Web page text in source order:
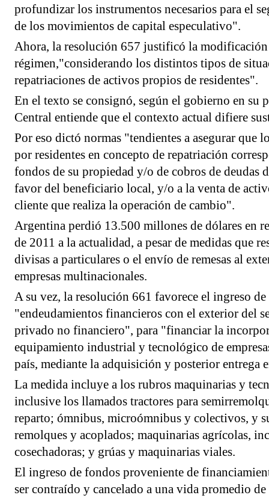
profundizar los instrumentos necesarios para el
de los movimientos de capital especulativo".
Ahora, la resolución 657 justificó la modificación
régimen,"considerando los distintos tipos de
repatriaciones de activos propios de residentes".
En el texto se consignó, según el gobierno en su
Central entiende que el contexto actual difiere
Por eso dictó normas "tendientes a asegurar que
por residentes en concepto de repatriación
fondos de su propiedad y/o de cobros de deudas
favor del beneficiario local, y/o a la venta de
cliente que realiza la operación de cambio".
Argentina perdió 13.500 millones de dólares en
de 2011 a la actualidad, a pesar de medidas que
divisas a particulares o el envío de remesas al
empresas multinacionales.
A su vez, la resolución 661 favorece el ingreso de
"endeudamientos financieros con el exterior del
privado no financiero", para "financiar la
equipamiento industrial y tecnológico de
país, mediante la adquisición y posterior entrega
La medida incluye a los rubros maquinarias y
inclusive los llamados tractores para
reparto; ómnibus, microómnibus y colectivos, y
remolques y acoplados; maquinarias agrícolas,
cosechadoras; y grúas y maquinarias viales.
El ingreso de fondos proveniente de
ser contraído y cancelado a una vida promedio